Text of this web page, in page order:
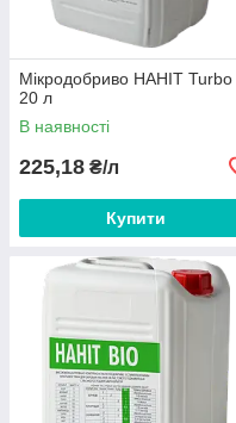
Мікродобриво НАНІТ Turbo
20 л
В наявності
225,18 ₴/л
Купити